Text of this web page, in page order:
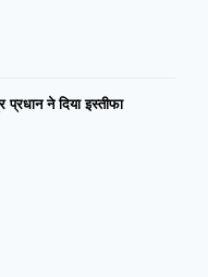
प्रधान ने दिया इस्तीफा